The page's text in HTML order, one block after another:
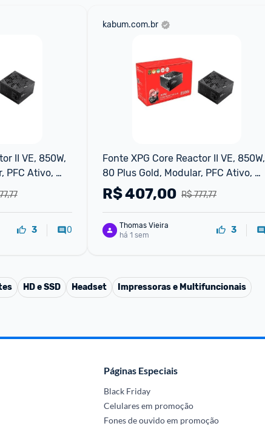
II VE, 850W,
PFC Ativo,
3 0
kabum.com.br
Fonte XPG Core Reactor II VE, 850W,
80 Plus Gold, Modular, PFC Ativo,
Preto 75261436
R$ 777,77
R$407,00
Thomas Vieira
há 1 sem
3
HD e SSD Headset Impressoras e Multifuncionais
Páginas Especiais
Black Friday
Celulares em promoção
Fones de ouvido em promoção